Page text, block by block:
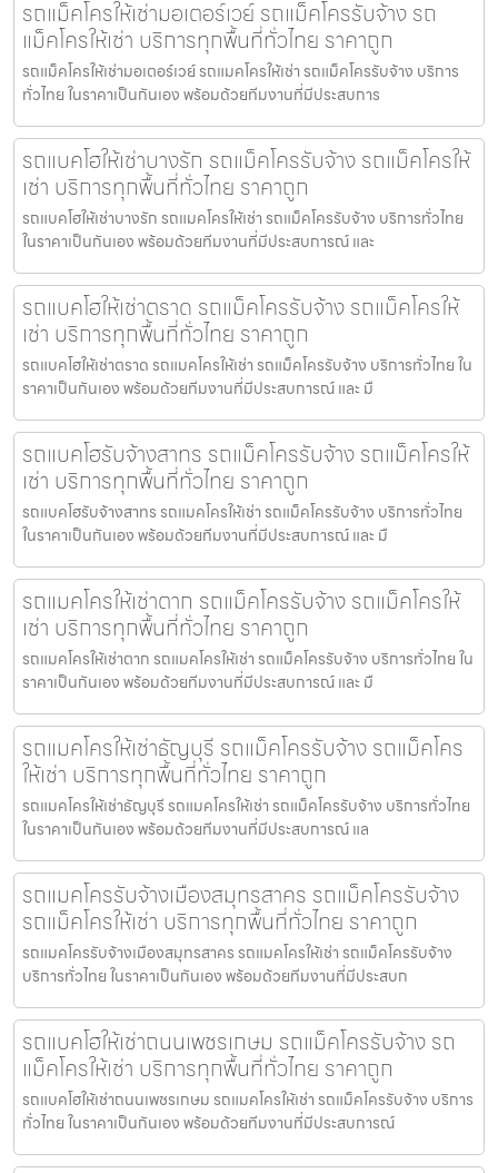
รถแม็คโครให้เช่ามอเตอร์เวย์ รถแม็คโครรับจ้าง รถ
แม็คโครให้เช่า บริการทุกพื้นที่ทั่วไทย ราคาถูก
รถแม็คโครให้เช่ามอเตอร์เวย์ รถแมคโครให้เช่า รถแม็คโครรับจ้าง บริการ
ทั่วไทย ในราคาเป็นกันเอง พร้อมด้วยทีมงานที่มีประสบการ
รถแบคโฮให้เช่าบางรัก รถแม็คโครรับจ้าง รถแม็คโครให้
เช่า บริการทุกพื้นที่ทั่วไทย ราคาถูก
รถแบคโฮให้เช่าบางรัก รถแมคโครให้เช่า รถแม็คโครรับจ้าง บริการทั่วไทย
ในราคาเป็นกันเอง พร้อมด้วยทีมงานที่มีประสบการณ์ และ
รถแบคโฮให้เช่าตราด รถแม็คโครรับจ้าง รถแม็คโครให้
เช่า บริการทุกพื้นที่ทั่วไทย ราคาถูก
รถแบคโฮให้เช่าตราด รถแมคโครให้เช่า รถแม็คโครรับจ้าง บริการทั่วไทย ใน
ราคาเป็นกันเอง พร้อมด้วยทีมงานที่มีประสบการณ์ และ มื
รถแบคโฮรับจ้างสาทร รถแม็คโครรับจ้าง รถแม็คโครให้
เช่า บริการทุกพื้นที่ทั่วไทย ราคาถูก
รถแบคโฮรับจ้างสาทร รถแมคโครให้เช่า รถแม็คโครรับจ้าง บริการทั่วไทย
ในราคาเป็นกันเอง พร้อมด้วยทีมงานที่มีประสบการณ์ และ มื
รถแมคโครให้เช่าตาก รถแม็คโครรับจ้าง รถแม็คโครให้
เช่า บริการทุกพื้นที่ทั่วไทย ราคาถูก
รถแมคโครให้เช่าตาก รถแมคโครให้เช่า รถแม็คโครรับจ้าง บริการทั่วไทย ใน
ราคาเป็นกันเอง พร้อมด้วยทีมงานที่มีประสบการณ์ และ มื
รถแมคโครให้เช่าธัญบุรี รถแม็คโครรับจ้าง รถแม็คโคร
ให้เช่า บริการทุกพื้นที่ทั่วไทย ราคาถูก
รถแมคโครให้เช่าธัญบุรี รถแมคโครให้เช่า รถแม็คโครรับจ้าง บริการทั่วไทย
ในราคาเป็นกันเอง พร้อมด้วยทีมงานที่มีประสบการณ์ แล
รถแมคโครรับจ้างเมืองสมุทรสาคร รถแม็คโครรับจ้าง
รถแม็คโครให้เช่า บริการทุกพื้นที่ทั่วไทย ราคาถูก
รถแมคโครรับจ้างเมืองสมุทรสาคร รถแมคโครให้เช่า รถแม็คโครรับจ้าง
บริการทั่วไทย ในราคาเป็นกันเอง พร้อมด้วยทีมงานที่มีประสบก
รถแบคโฮให้เช่าถนนเพชรเกษม รถแม็คโครรับจ้าง รถ
แม็คโครให้เช่า บริการทุกพื้นที่ทั่วไทย ราคาถูก
รถแบคโฮให้เช่าถนนเพชรเกษม รถแมคโครให้เช่า รถแม็คโครรับจ้าง บริการ
ทั่วไทย ในราคาเป็นกันเอง พร้อมด้วยทีมงานที่มีประสบการณ์